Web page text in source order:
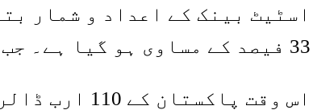
اسٹیٹ بینک کے اعداد و شمار
33 فیصد کے مساوی ہو گیا ہے۔ جب وزیراعظم عمران خان نے اقتدار سنبھالا تھا تو یہ تناسب 26.5 فیصد تھا۔